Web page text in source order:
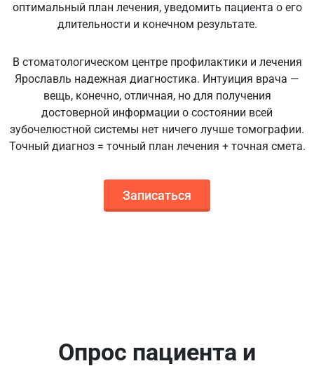
оптимальный план лечения, уведомить пациента о его
длительности и конечном результате.
В стоматологическом центре профилактики и лечения
Ярославль надежная диагностика. Интуиция врача —
вещь, конечно, отличная, но для получения
достоверной информации о состоянии всей
зубочелюстной системы нет ничего лучше томографии.
Точный диагноз = точный план лечения + точная смета.
Записаться
Опрос пациента и